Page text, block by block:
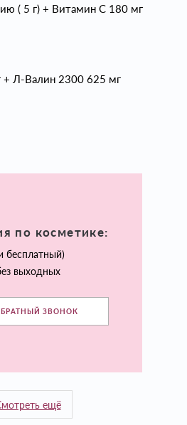
( 5 г) + Витамин С 180 мг
Л-Валин 2300 625 мг
по косметике:
бесплатный)
выходных
ЗВОНОК
ещё